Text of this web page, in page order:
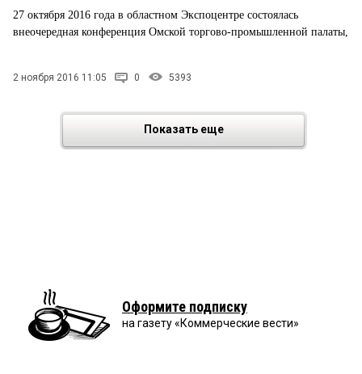
27 октября 2016 года в областном Экспоцентре состоялась
внеочередная конференция Омской торгово-промышленной палаты,
2 ноября 2016 11:05 0 5393
Показать еще
Оформите подписку
на газету «Коммерческие вести»